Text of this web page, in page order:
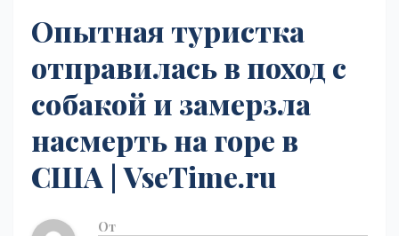
Опытная туристка
отправилась в поход с
собакой и замерзла
насмерть на горе в
США | VseTime.ru
От